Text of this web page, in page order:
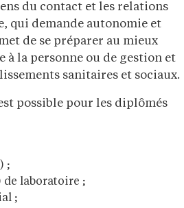
du contact et les relations
qui demande autonomie et
de se préparer au mieux
à la personne ou de gestion et
sanitaires et sociaux.
possible pour les diplômés
;
laboratoire ;
;